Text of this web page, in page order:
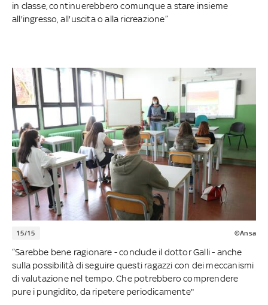
in classe, continuerebbero comunque a stare insieme
all'ingresso, all'uscita o alla ricreazione”
15/15 ©Ansa
“Sarebbe bene ragionare - conclude il dottor Galli - anche
sulla possibilità di seguire questi ragazzi con dei meccanismi
di valutazione nel tempo. Che potrebbero comprendere
pure i pungidito, da ripetere periodicamente"